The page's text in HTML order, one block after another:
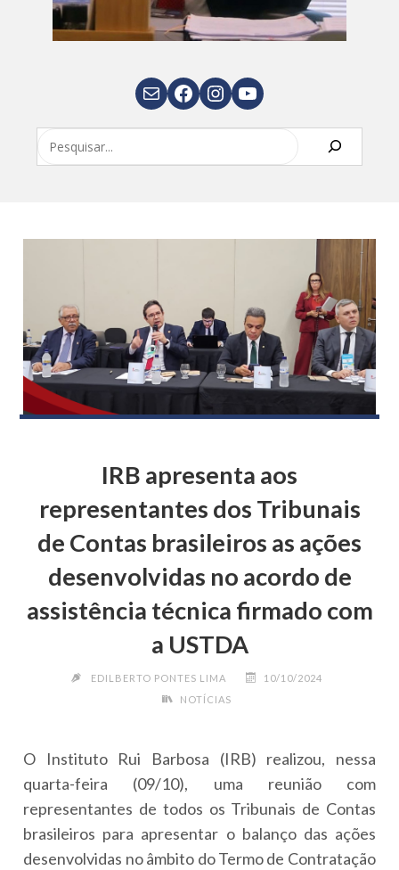
E-mailFacebook
Instagram
Youtube
IRB apresenta aos
representantes dos Tribunais
de Contas brasileiros as ações
desenvolvidas no acordo de
assistência técnica firmado com
a USTDA
EDILBERTO PONTES LIMA
10/10/2024
NOTÍCIAS
O Instituto Rui Barbosa (IRB) realizou, nessa
quarta-feira (09/10), uma reunião com
representantes de todos os Tribunais de Contas
brasileiros para apresentar o balanço das ações
desenvolvidas no âmbito do Termo de Contratação